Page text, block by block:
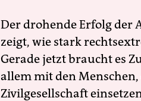
Der drohende Erfolg der
zeigt, wie stark
Gerade jetzt braucht es
allem mit den
Zivilgesellschaft